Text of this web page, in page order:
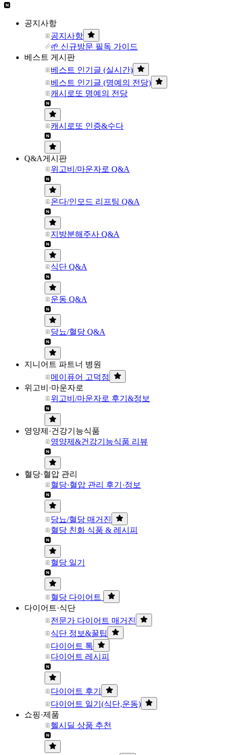
공지사항
공지사항
🌱 신규방문 필독 가이드
베스트 게시판
베스트 인기글 (실시간)
베스트 인기글 (명예의 전당)
캐시로또 명예의 전당
캐시로또 인증&수다
Q&A게시판
위고비/마운자로 Q&A
온다/인모드 리프팅 Q&A
지방분해주사 Q&A
식단 Q&A
운동 Q&A
당뇨/혈당 Q&A
지니어트 파트너 병원
메이퓨어 고덕점
위고비·마운자로
위고비/마운자로 후기&정보
영양제·건강기능식품
영양제&건강기능식품 리뷰
혈당·혈압 관리
혈당·혈압 관리 후기·정보
당뇨/혈당 매거진
혈당 친화 식품 & 레시피
혈당 일기
혈당 다이어트
다이어트·식단
전문가 다이어트 매거진
식단 정보&꿀팁
다이어트 톡
다이어트 레시피
다이어트 후기
다이어트 일기(식단,운동)
쇼핑·제품
헬시딜 상품 추천